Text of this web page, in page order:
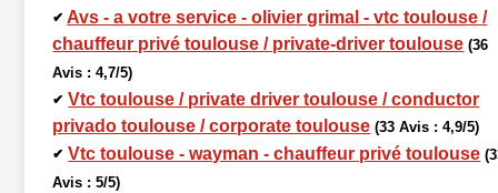
✔ Avs - a votre service - olivier grimal - vtc toulouse /
chauffeur privé toulouse / private-driver toulouse (36
Avis : 4,7/5)
✔ Vtc toulouse / private driver toulouse / conductor
privado toulouse / corporate toulouse (33 Avis : 4,9/5)
✔ Vtc toulouse - wayman - chauffeur privé toulouse
Avis : 5/5)